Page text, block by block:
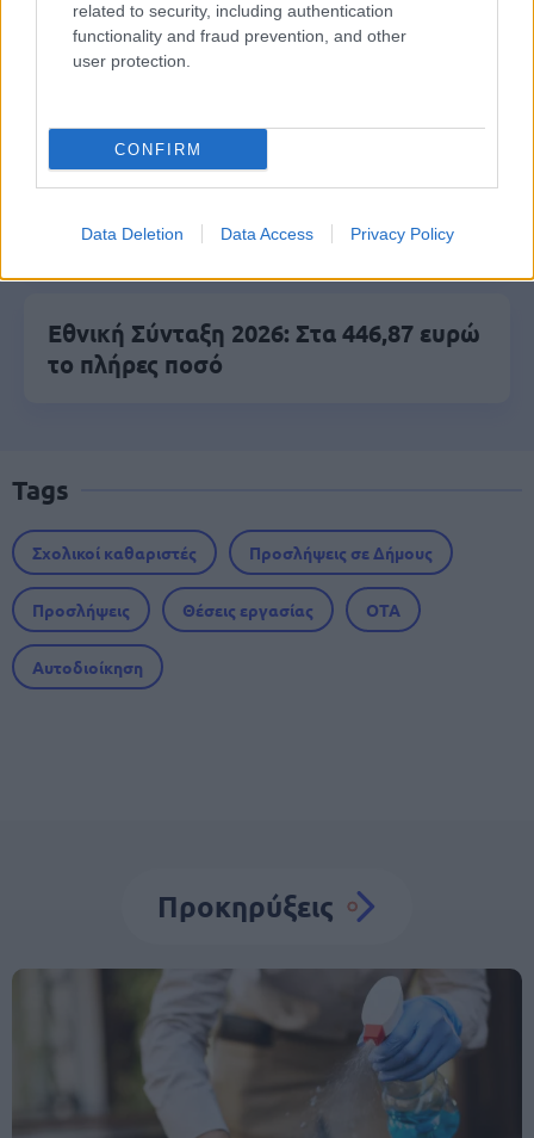
related to security, including authentication
functionality and fraud prevention, and other
user protection.
CONFIRM
Data Deletion Data Access Privacy Policy
Σχολεία: 42 προσλήψεις καθαριστών
ΑΣΕΠ: Οι τρεις επικρατέστεροι
υποψήφιοι για την ΑΕΜΥ
Εθνική Σύνταξη 2026: Στα 446,87 ευρώ
το πλήρες ποσό
Tags
Σχολικοί καθαριστές Προσλήψεις σε Δήμους
Προσλήψεις Θέσεις εργασίας ΟΤΑ
Αυτοδιοίκηση
Προκηρύξεις